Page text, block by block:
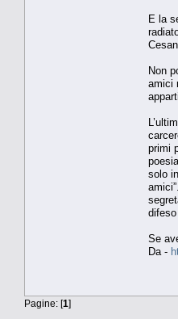
E la
Non
amici
primi
solo
Se
Da -
Pagine: [1]